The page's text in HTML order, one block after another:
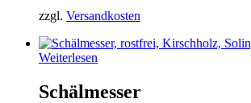
zzgl. Versandkosten
Weiterlesen
Schälmesser